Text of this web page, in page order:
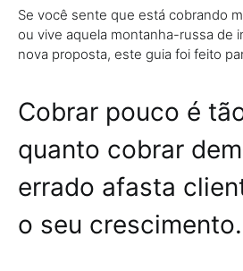
Se você sente que está cobrando
ou vive aquela montanha-russa de
nova proposta, este guia foi feito
Cobrar pouco é
quanto cobrar
errado afasta
o seu crescimento.